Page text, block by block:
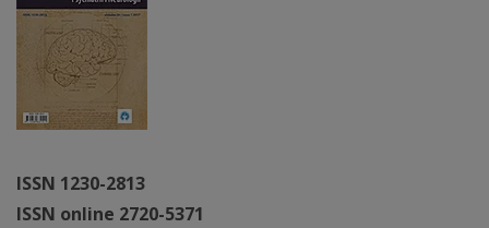
ISSN 1230-2813
ISSN online 2720-5371